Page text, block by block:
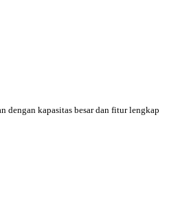
kapasitas besar dan fitur lengkap